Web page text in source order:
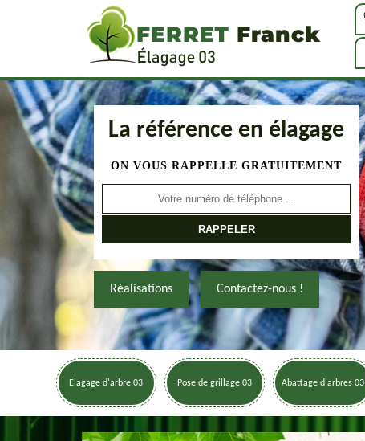
La référence en élagage
ON VOUS RAPPELLE GRATUITEMENT
Réalisations Contactez-nous !
Elagage d'arbre 03 Pose de grillage 03 Abattage d'arbres 03